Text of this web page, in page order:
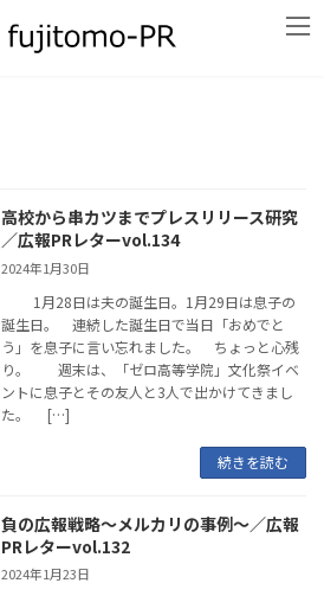
高校から串カツまでプレスリリース研究
／広報PRレターvol.134
2024年1月30日
1月28日は夫の誕生日。1月29日は息子の
誕生日。 連続した誕生日で当日「おめでと
う」を息子に言い忘れました。 ちょっと心残
り。 週末は、「ゼロ高等学院」文化祭イベ
ントに息子とその友人と3人で出かけてきまし
た。 […]
続きを読む
負の広報戦略～メルカリの事例～／広報
PRレターvol.132
2024年1月23日